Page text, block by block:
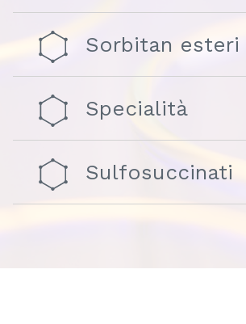
Sorbitan
Specialità
Sulfosuccinati